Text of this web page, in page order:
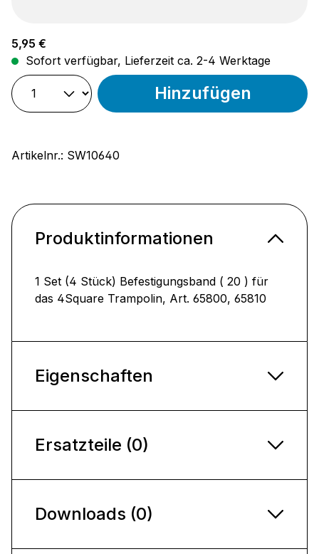
Regulärer Preis:
5,95 €
Sofort verfügbar, Lieferzeit ca. 2-4 Werktage
Hinzufügen
Artikelnr.: SW10640
Produktinformationen
1 Set (4 Stück) Befestigungsband ( 20 ) für
das 4Square Trampolin, Art. 65800, 65810
Eigenschaften
Ersatzteile (0)
Downloads (0)